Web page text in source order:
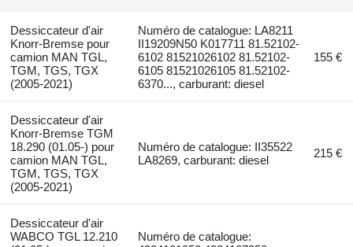
Dessiccateur d'air
Knorr-Bremse pour
camion MAN TGL,
TGM, TGS, TGX
(2005-2021)
Numéro de catalogue: LA8211
II19209N50 K017711 81.52102-
6102 81521026102 81.52102-
6105 81521026105 81.52102-
6370..., carburant: diesel
155 €
Dessiccateur d'air
Knorr-Bremse TGM
18.290 (01.05-) pour
camion MAN TGL,
TGM, TGS, TGX
(2005-2021)
Numéro de catalogue: II35522
LA8269, carburant: diesel
215 €
Dessiccateur d'air
WABCO TGL 12.210
Numéro de catalogue: